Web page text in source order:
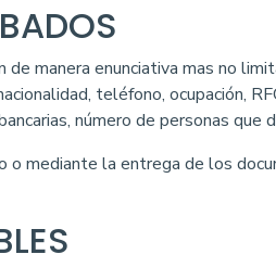
manera enunciativa mas no
teléfono, ocupación,
número de personas
o mediante la entrega de los